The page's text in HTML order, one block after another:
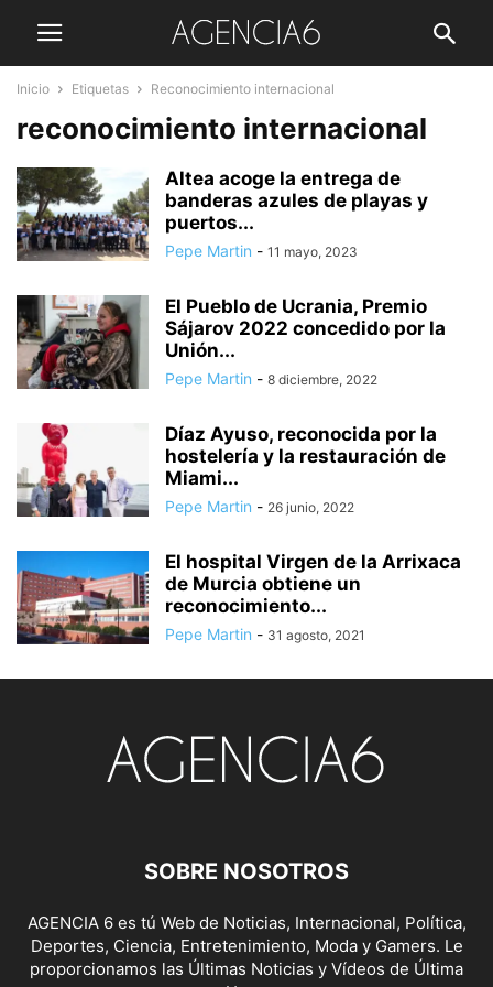
Inicio Etiquetas Reconocimiento internacional
reconocimiento internacional
Altea acoge la entrega de
banderas azules de playas y
puertos...
Pepe Martin - 11 mayo, 2023
El Pueblo de Ucrania, Premio
Sájarov 2022 concedido por la
Unión...
Pepe Martin - 8 diciembre, 2022
Díaz Ayuso, reconocida por la
hostelería y la restauración de
Miami...
Pepe Martin - 26 junio, 2022
El hospital Virgen de la Arrixaca
de Murcia obtiene un
reconocimiento...
Pepe Martin - 31 agosto, 2021
SOBRE NOSOTROS
AGENCIA 6 es tú Web de Noticias, Internacional, Política,
Deportes, Ciencia, Entretenimiento, Moda y Gamers. Le
proporcionamos las Últimas Noticias y Vídeos de Última